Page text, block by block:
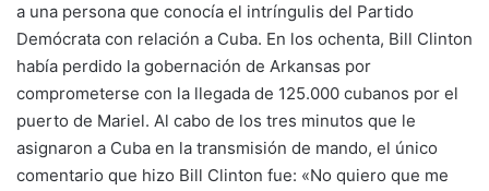
a una persona que conocía el intríngulis del Partido
Demócrata con relación a Cuba. En los ochenta, Bill Clinton
había perdido la gobernación de Arkansas por
comprometerse con la llegada de 125.000 cubanos por el
puerto de Mariel. Al cabo de los tres minutos que le
asignaron a Cuba en la transmisión de mando, el único
comentario que hizo Bill Clinton fue: «No quiero que me